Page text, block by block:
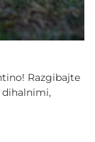
Razgibajte
dihalnimi,